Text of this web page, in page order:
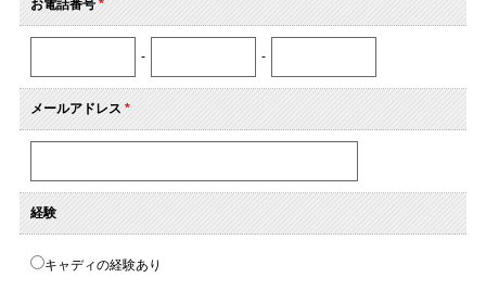
お電話番号*
- -
メールアドレス *
経験
キャディの経験あり